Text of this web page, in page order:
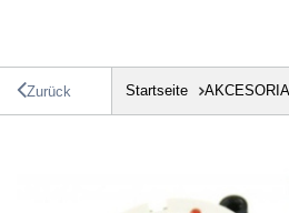
Zurück Startseite